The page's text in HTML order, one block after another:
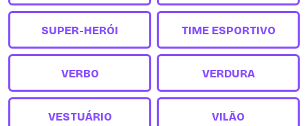
SUPER-HERÓI TIME ESPORTIVO
VERBO VERDURA
VESTUÁRIO VILÃO